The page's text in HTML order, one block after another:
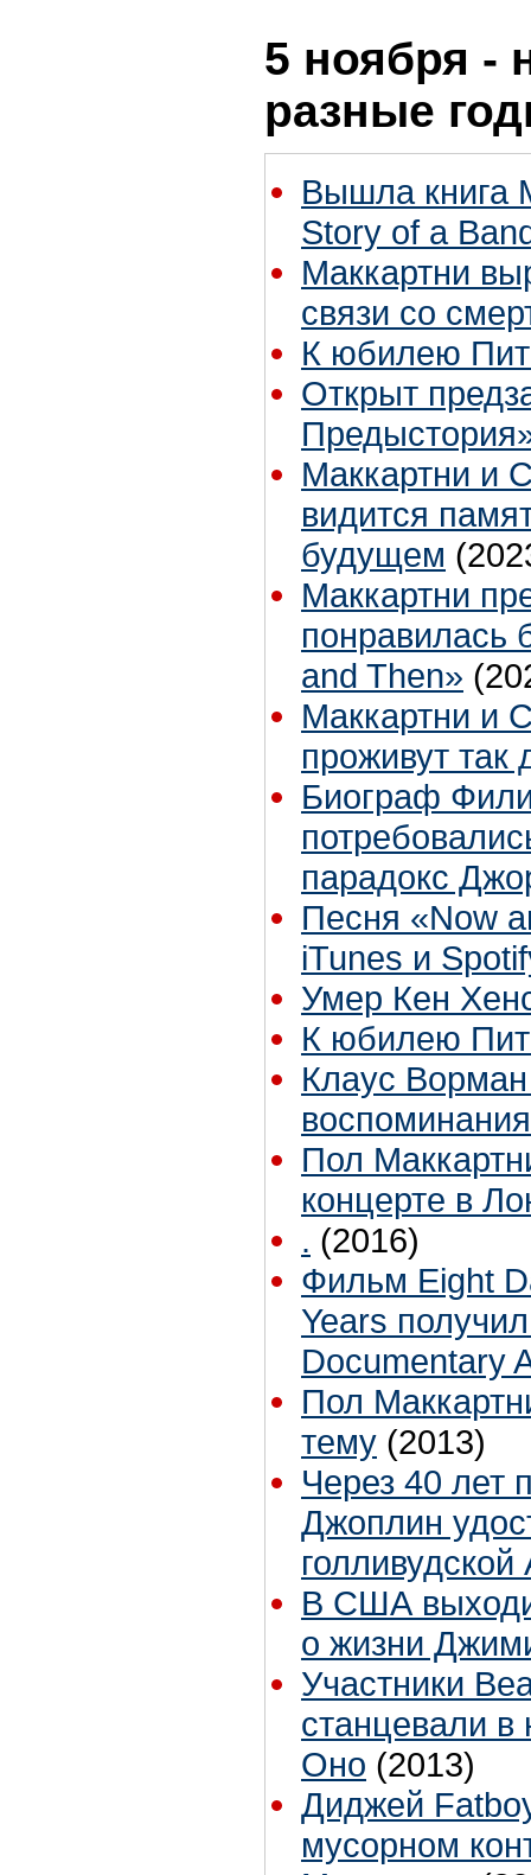
5 ноября -
разные
Вышла книга
Story of a
Маккартни
связи со
К юбилею
Открыт
Маккартни и
видится
будущем
Маккартни
понравилась
and Then»
Маккартни и
проживут так
Биограф
парадокс
Песня «Now
iTunes и
Умер Кен
К юбилею
Клаус
Пол
концерте в
. (2016)
Фильм Eight
Years
Documentary
Пол
тему (2013)
Через 40 лет
Джоплин
В США
о жизни
Участники
станцевали
Оно (2013)
Диджей
мусорном